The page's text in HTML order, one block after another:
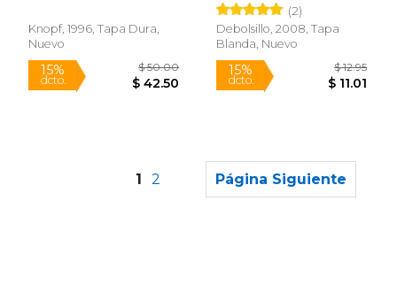
Rápido
Corporation ; Archibald
Candy Corporation
Knopf, 1996, Tapa Dura,
Nuevo
(2)
Debolsillo, 2008, Tapa
Blanda, Nuevo
1 2 Página Siguiente